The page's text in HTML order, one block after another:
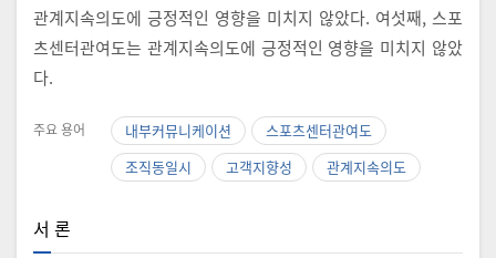
관계지속의도에 긍정적인 영향을 미치지 않았다. 여섯째, 스포
츠센터관여도는 관계지속의도에 긍정적인 영향을 미치지 않았
다.
주요 용어 내부커뮤니케이션
스포츠센터관여도
조직동일시
고객지향성 관계지속의도
서 론